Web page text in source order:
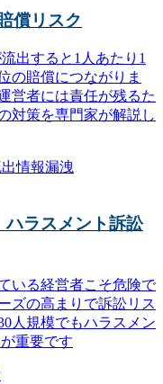
償リスク
出すると1人あたり1
の賠償につながりま
営者には責任が残るた
対策を専門家が解説し
情報漏洩
ハラスメント訴訟
いる経営者こそ危険で
ズの高まりで訴訟リス
人規模でもハラスメン
重要です